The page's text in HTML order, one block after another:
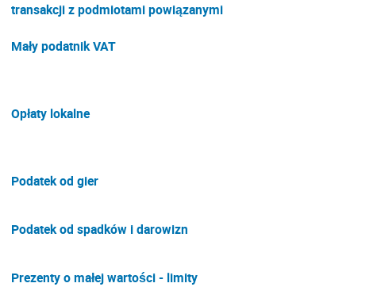
transakcji z podmiotami powiązanymi
Mały podatnik VAT
Opłaty lokalne
Podatek od gier
Podatek od spadków i darowizn
Prezenty o małej wartości - limity